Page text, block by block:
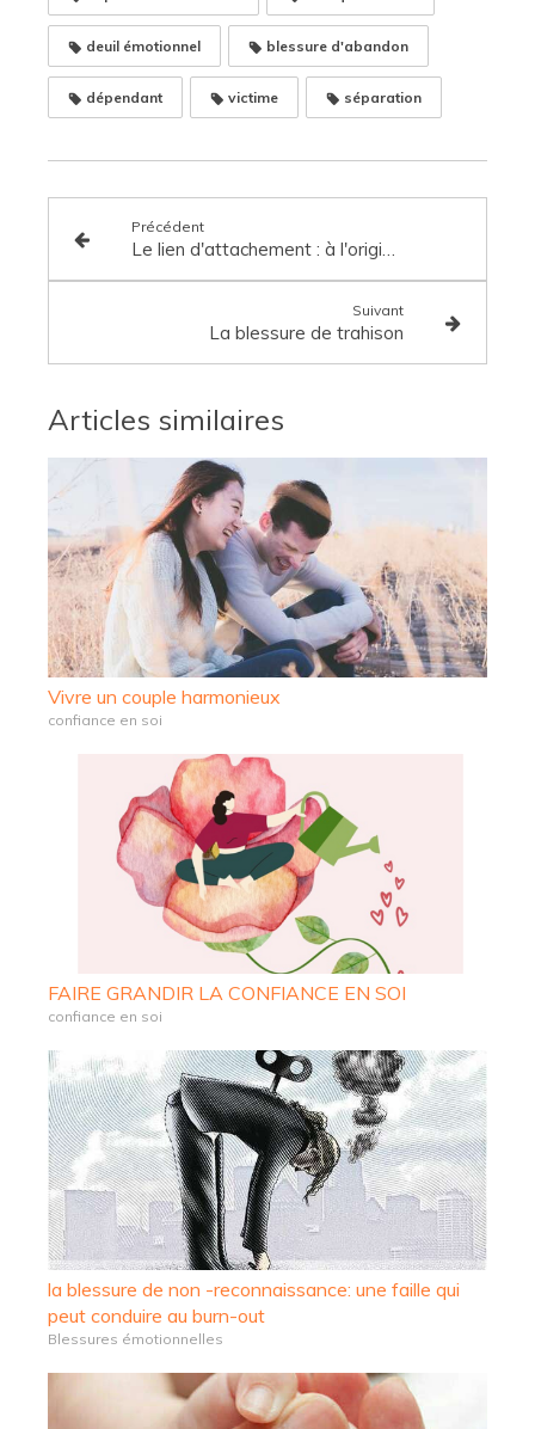
deuil émotionnel blessure d'abandon
dépendant victime séparation
Précédent
Suivant
La blessure de trahison
Articles similaires
Vivre un couple harmonieux
confiance en soi
FAIRE GRANDIR LA CONFIANCE EN SOI
confiance en soi
la blessure de non -reconnaissance: une faille qui
peut conduire au burn-out
Blessures émotionnelles